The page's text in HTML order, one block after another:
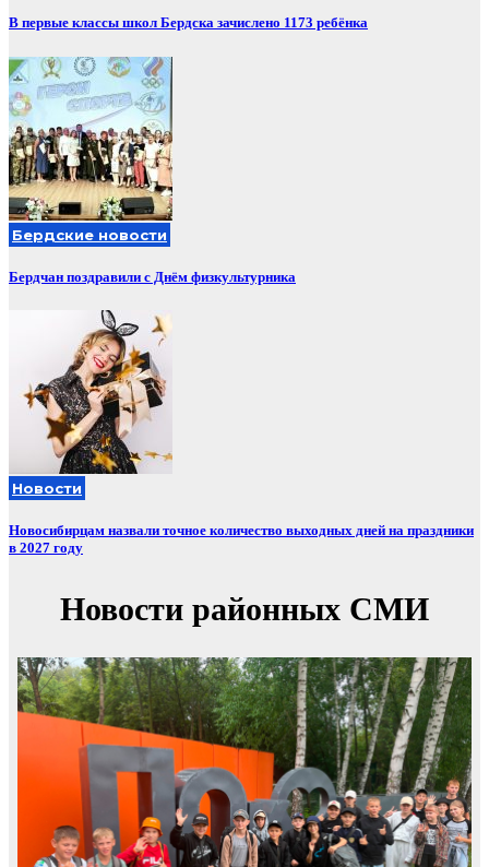
В первые классы школ Бердска зачислено 1173 ребёнка
Бердские новости
Бердчан поздравили с Днём физкультурника
Новости
Новосибирцам назвали точное количество выходных дней на праздники
в 2027 году